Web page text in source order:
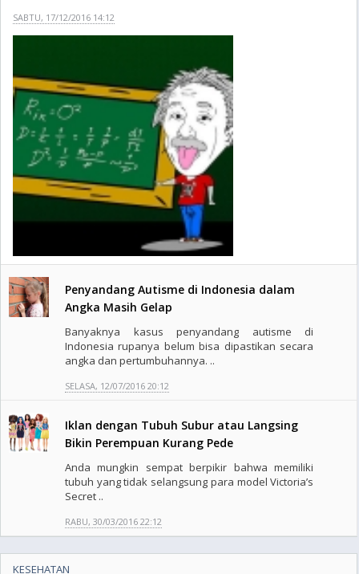
SABTU, 17/12/2016 14:12
Penyandang Autisme di Indonesia dalam
Angka Masih Gelap
Banyaknya kasus penyandang autisme di
Indonesia rupanya belum bisa dipastikan secara
angka dan pertumbuhannya. ..
SELASA, 12/07/2016 20:12
Iklan dengan Tubuh Subur atau Langsing
Bikin Perempuan Kurang Pede
Anda mungkin sempat berpikir bahwa memiliki
tubuh yang tidak selangsung para model Victoria’s
Secret ..
RABU, 30/03/2016 22:12
KESEHATAN